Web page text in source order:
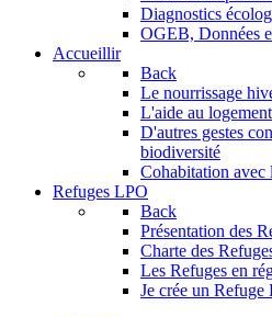
Diagnostics
OGEB, Données
Accueillir
Back
Le nourrissage
L'aide au logement
D'autres gestes
biodiversité
Cohabitation avec
Refuges LPO
Back
Présentation des
Charte des
Les Refuges en
Je crée un Refuge